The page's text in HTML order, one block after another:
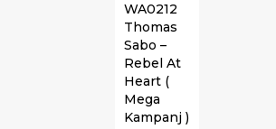
WA0212
Thomas
Sabo –
Rebel At
Heart (
Mega
Kampanj )